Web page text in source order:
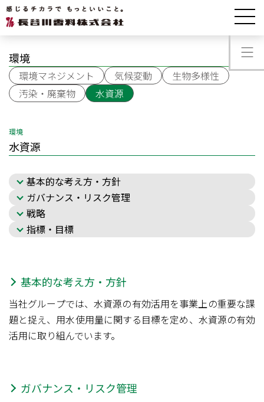
サステナビリティ 水資源
環境
環境マネジメント 気候変動
生物多様性
汚染・廃棄物
水資源
環境
水資源
基本的な考え方・方針
ガバナンス・リスク管理
戦略
指標・目標
基本的な考え方・方針
当社グループでは、水資源の有効活用を事業上の重要な課
題と捉え、用水使用量に関する目標を定め、水資源の有効
活用に取り組んでいます。
ガバナンス・リスク管理